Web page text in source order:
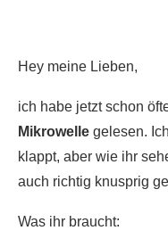
Hey meine Lieben,
ich habe jetzt schon
Mikrowelle gelesen.
klappt, aber wie ihr
auch richtig knusprig
Was ihr braucht: